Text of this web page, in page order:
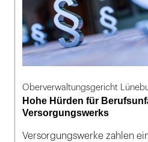
Oberverwaltungsgericht
Hohe Hürden für
Versorgungswerks
Versorgungswerke zahlen